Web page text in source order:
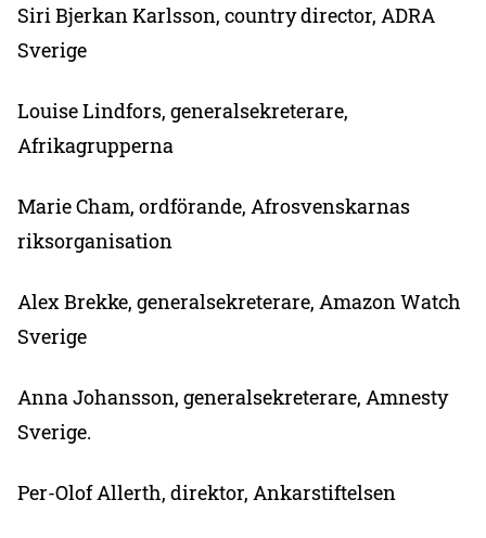
Siri Bjerkan Karlsson, country director, ADRA
Sverige
Louise Lindfors, generalsekreterare,
Afrikagrupperna
Marie Cham, ordförande, Afrosvenskarnas
riksorganisation
Alex Brekke, generalsekreterare, Amazon Watch
Sverige
Anna Johansson, generalsekreterare, Amnesty
Sverige.
Per-Olof Allerth, direktor, Ankarstiftelsen